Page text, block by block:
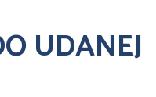
UDANEJ